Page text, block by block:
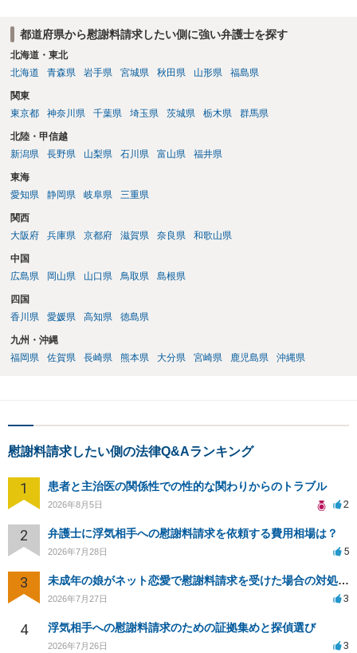
都道府県から慰謝料請求したい側に強い弁護士を探す
北海道・東北
北海道
青森県 岩手県 宮城県 秋田県 山形県 福島県
関東
東京都
神奈川県 千葉県 埼玉県 茨城県 栃木県 群馬県
北陸・甲信越
新潟県
長野県 山梨県 石川県 富山県 福井県
東海
愛知県
静岡県 岐阜県 三重県
関西
大阪府
兵庫県 京都府 滋賀県 奈良県 和歌山県
中国
広島県
岡山県 山口県 鳥取県 島根県
四国
香川県
愛媛県 高知県 徳島県
九州・沖縄
福岡県
佐賀県 長崎県 熊本県 大分県 宮崎県 鹿児島県 沖縄県
慰謝料請求したい側の法律Q&Aランキング
1 患者と主治医の関係性での性的な関わりからのトラブル
2026年8月5日 2
2 弁護士に浮気相手への慰謝料請求を依頼する費用相場は？
2026年7月28日 5
3 未成年の娘がネット恋愛で慰謝料請求を受けた場合の対処法は？
2026年7月27日 3
4 浮気相手への慰謝料請求のための証拠集めと探偵選び
2026年7月26日 3